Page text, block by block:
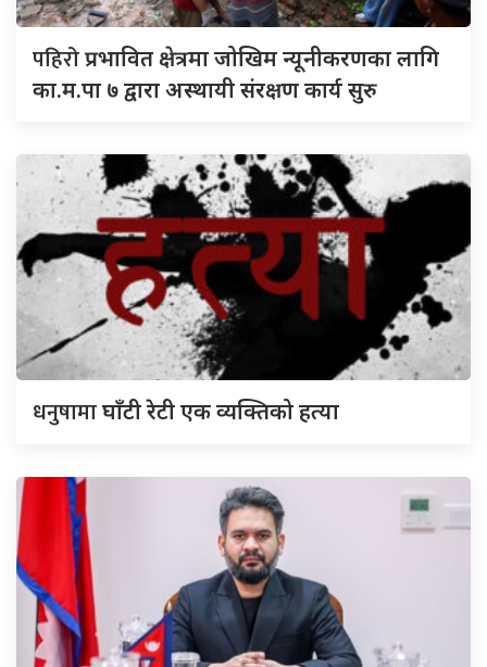
पहिरोप्रभावित क्षेत्रमा जोखिम न्यूनीकरणका लागि
का.म.पा ७ द्वारा अस्थायी संरक्षण कार्य सुरु
धनुषामाघाँटी रेटी एक व्यक्तिको हत्या